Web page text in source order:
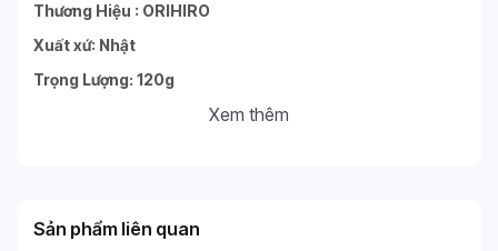
Thương Hiệu : ORIHIRO
Xuất xứ: Nhật
Trọng Lượng: 120g
Xem thêm
Sản phẩm liên quan